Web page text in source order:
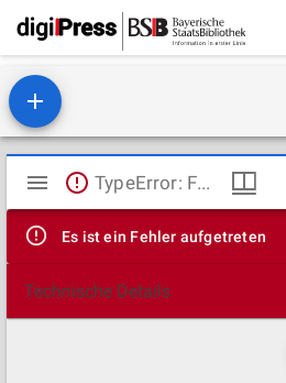
Mirador
Viewer
TypeError: Failed to fetch
Es ist ein Fehler aufgetreten
Technische Details